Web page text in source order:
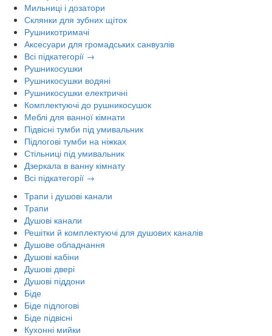
Мильниці і дозатори
Склянки для зубних щіток
Рушникотримачі
Аксесуари для громадських санвузлів
Всі підкатегорії →
Рушникосушки
Рушникосушки водяні
Рушникосушки електричні
Комплектуючі до рушникосушок
Меблі для ванної кімнати
Підвісні тумби під умивальник
Підлогові тумби на ніжках
Стільниці під умивальник
Дзеркала в ванну кімнату
Всі підкатегорії →
Трапи і душові канали
Трапи
Душові канали
Решітки й комплектуючі для душових каналів
Душове обладнання
Душові кабіни
Душові двері
Душові піддони
Біде
Біде підлогові
Біде підвісні
Кухонні мийки